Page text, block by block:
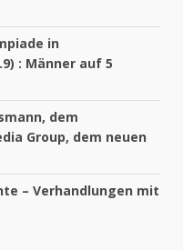
in
: Männer auf 5
dem
Group, dem neuen
– Verhandlungen mit